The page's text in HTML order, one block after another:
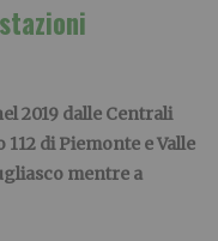
2019 dalle Centrali
di Piemonte e Valle
mentre a